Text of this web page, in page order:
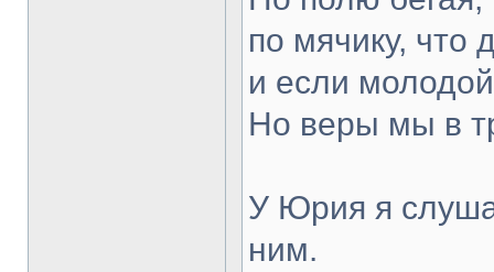
по мячику, что
и если
Но веры мы в
У Юрия я
ним.